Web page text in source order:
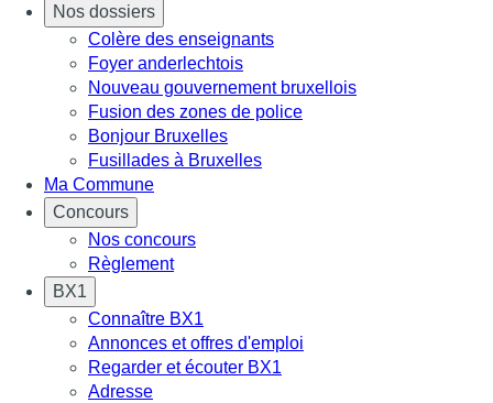
Nos dossiers
Colère des enseignants
Foyer anderlechtois
Nouveau gouvernement bruxellois
Fusion des zones de police
Bonjour Bruxelles
Fusillades à Bruxelles
Ma Commune
Concours
Nos concours
Règlement
BX1
Connaître BX1
Annonces et offres d'emploi
Regarder et écouter BX1
Adresse